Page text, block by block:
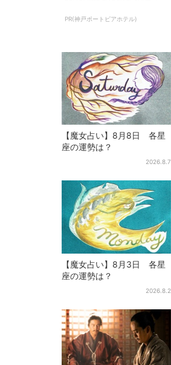
PR(神戸ポートピアホテル)
【魔女占い】8月8日 各星
座の運勢は？
2026.8.7
【魔女占い】8月3日 各星
座の運勢は？
2026.8.2